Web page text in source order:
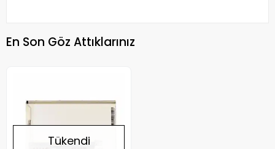
En Son Göz Attıklarınız
Tükendi